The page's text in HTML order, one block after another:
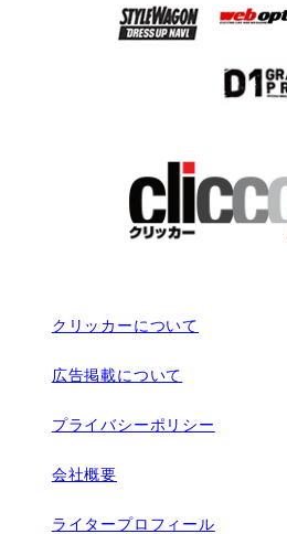
クリッカーについて
広告掲載について
プライバシーポリシー
会社概要
ライタープロフィール